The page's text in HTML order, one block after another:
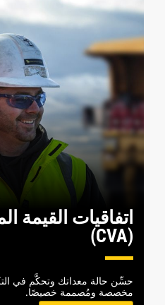
اتفاقيات القيمة
(CVA)
حسِّن حالة معداتك وتحكَّم في
مخصصة ومُصممة خصيصًا.